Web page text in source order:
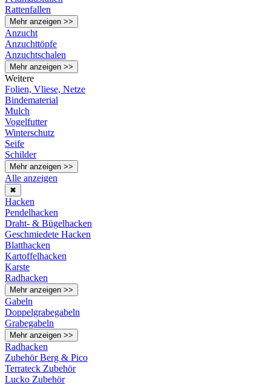
Rattenfallen
Mehr anzeigen >>
Anzucht
Anzuchttöpfe
Anzuchtschalen
Mehr anzeigen >>
Weitere
Folien, Vliese, Netze
Bindematerial
Mulch
Vogelfutter
Winterschutz
Seife
Schilder
Mehr anzeigen >>
Alle anzeigen
✖
Hacken
Pendelhacken
Draht- & Bügelhacken
Geschmiedete Hacken
Blatthacken
Kartoffelhacken
Karste
Radhacken
Mehr anzeigen >>
Gabeln
Doppelgrabegabeln
Grabegabeln
Mehr anzeigen >>
Radhacken
Zubehör Berg & Pico
Terrateck Zubehör
Lucko Zubehör